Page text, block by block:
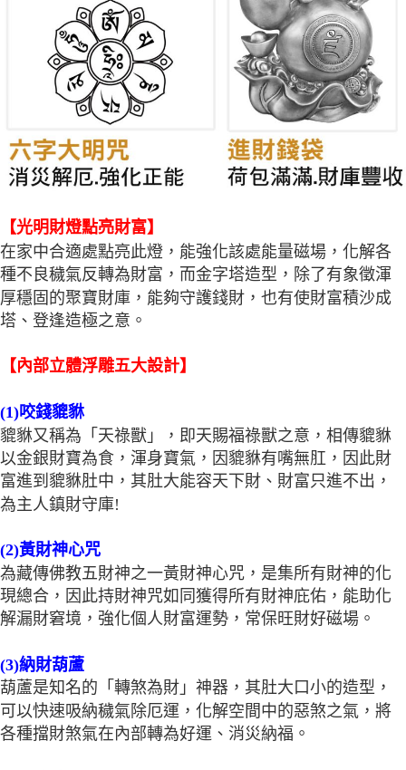
【光明財燈點亮財富】
在家中合適處點亮此燈，能強化該處能量磁場，化解各
種不良穢氣反轉為財富，而金字塔造型，除了有象徵渾
厚穩固的聚寶財庫，能夠守護錢財，也有使財富積沙成
塔、登逢造極之意。
【內部立體浮雕五大設計】
(1)咬錢貔貅
貔貅又稱為「天祿獸」，即天賜福祿獸之意，相傳貔貅
以金銀財寶為食，渾身寶氣，因貔貅有嘴無肛，因此財
富進到貔貅肚中，其肚大能容天下財、財富只進不出，
為主人鎮財守庫!
(2)黃財神心咒
為藏傳佛教五財神之一黃財神心咒，是集所有財神的化
現總合，因此持財神咒如同獲得所有財神庇佑，能助化
解漏財窘境，強化個人財富運勢，常保旺財好磁場。
(3)納財葫蘆
葫蘆是知名的「轉煞為財」神器，其肚大口小的造型，
可以快速吸納穢氣除厄運，化解空間中的惡煞之氣，將
各種擋財煞氣在內部轉為好運、消災納福。